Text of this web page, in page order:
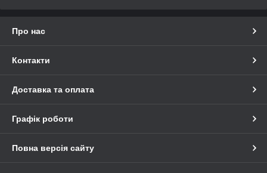
Про нас
Контакти
Доставка та оплата
Графік роботи
Повна версія сайту